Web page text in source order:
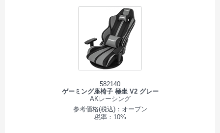
582140
ゲーミング座椅子 極坐 V2 グレー
AKレーシング
参考価格(税込)：オープン
税率：10%